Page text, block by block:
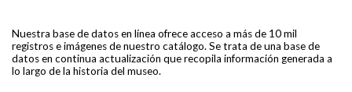
Nuestra base de datos en línea ofrece acceso a más de 10 mil
registros e imágenes de nuestro catálogo. Se trata de una base de
datos en continua actualización que recopila información generada a
lo largo de la historia del museo.